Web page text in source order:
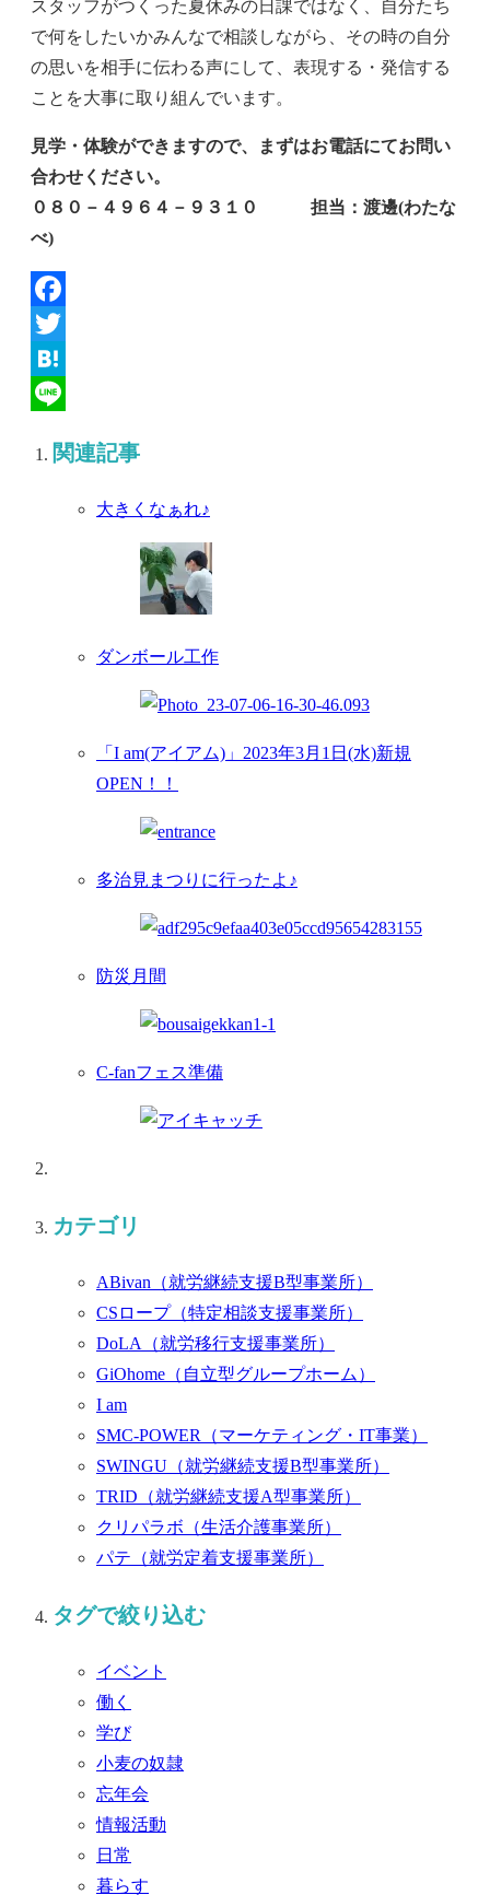
スタッフがつくった夏休みの日課ではなく、自分たち
で何をしたいかみんなで相談しながら、その時の自分
の思いを相手に伝わる声にして、表現する・発信する
ことを大事に取り組んでいます。
見学・体験ができますので、まずはお電話にてお問い
合わせください。
０８０－４９６４－９３１０ 担当：渡邊(わたな
べ)
Facebook
Twitter
Hatena
関連記事
大きくなぁれ♪
ダンボール工作
「I am(アイアム)」2023年3月1日(水)新規
OPEN！！
多治見まつりに行ったよ♪
防災月間
C-fanフェス準備
カテゴリ
ABivan （就労継続支援B型事業所）
CSロープ （特定相談支援事業所）
DoLA （就労移行支援事業所）
GiOhome （自立型グループホーム）
I am
SMC-POWER （マーケティング・IT事業）
SWINGU （就労継続支援B型事業所）
TRID （就労継続支援A型事業所）
クリパラボ （生活介護事業所）
パテ （就労定着支援事業所）
タグで絞り込む
イベント
働く
学び
小麦の奴隷
忘年会
情報活動
日常
暮らす